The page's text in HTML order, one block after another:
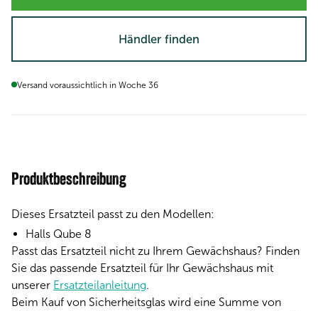
Händler finden
Versand voraussichtlich in Woche 36
Produktbeschreibung
Dieses Ersatzteil passt zu den Modellen:
Halls Qube 8
Passt das Ersatzteil nicht zu Ihrem Gewächshaus? Finden
Sie das passende Ersatzteil für Ihr Gewächshaus mit
unserer Ersatzteilanleitung.
Beim Kauf von Sicherheitsglas wird eine Summe von